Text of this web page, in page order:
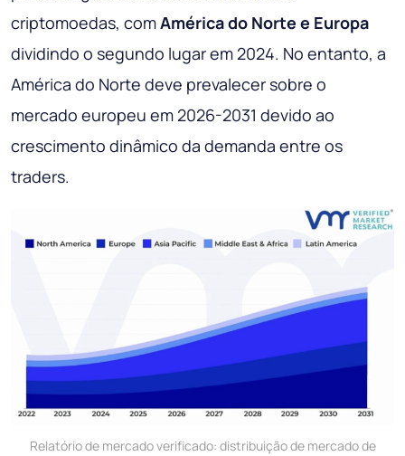
criptomoedas, comAmérica do Norte e Europa
dividindo o segundo lugar em 2024. No entanto, a
América do Norte deve prevalecer sobre o
mercado europeu em 2026-2031 devido ao
crescimento dinâmico da demanda entre os
traders.
Relatório de mercado verificado: distribuição de mercado de